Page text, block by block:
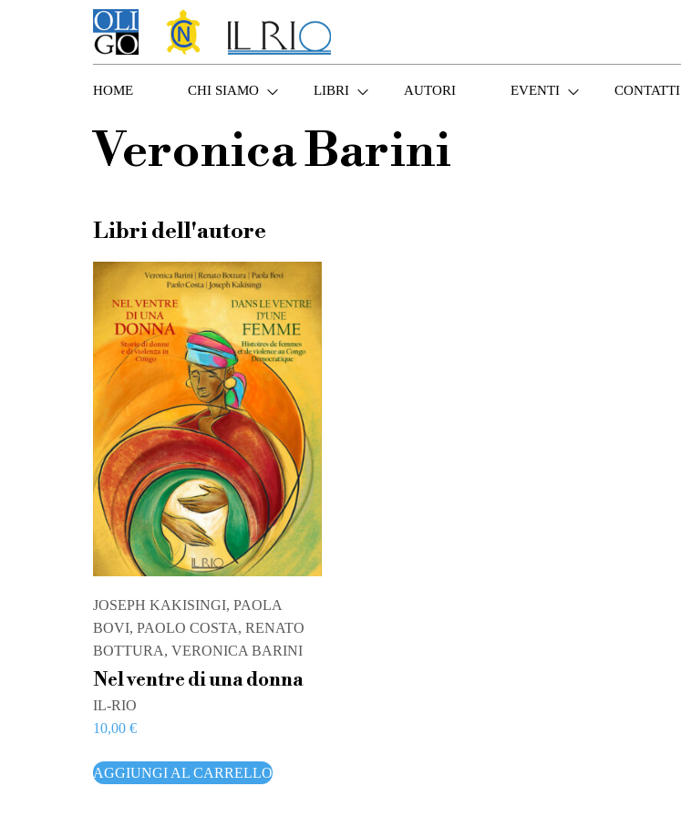
HOME CHI SIAMO LIBRI AUTORI EVENTI CONTATTI
Veronica Barini
Libri dell'autore
JOSEPH KAKISINGI, PAOLA
BOVI, PAOLO COSTA, RENATO
BOTTURA, VERONICA BARINI
Nel ventre di una donna
IL-RIO
10,00 €
AGGIUNGI AL CARRELLO